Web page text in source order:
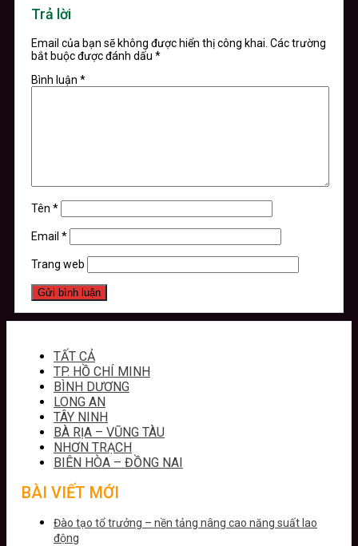
Trả lời
Email của bạn sẽ không được hiển thị công khai. Các trường
bắt buộc được đánh dấu *
Bình luận *
Tên *
Email *
Trang web
TẤT CẢ
TP. HỒ CHÍ MINH
BÌNH DƯƠNG
LONG AN
TÂY NINH
BÀ RỊA – VŨNG TÀU
NHƠN TRẠCH
BIÊN HÒA – ĐỒNG NAI
BÀI VIẾT MỚI
Đào tạo tổ trưởng – nền tảng nâng cao năng suất lao
động